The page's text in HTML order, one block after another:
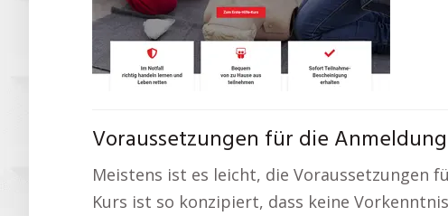
Voraussetzungen für die
Meistens ist es leicht, die Voraussetzungen
Kurs ist so konzipiert, dass keine